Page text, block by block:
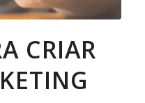
CRIAR